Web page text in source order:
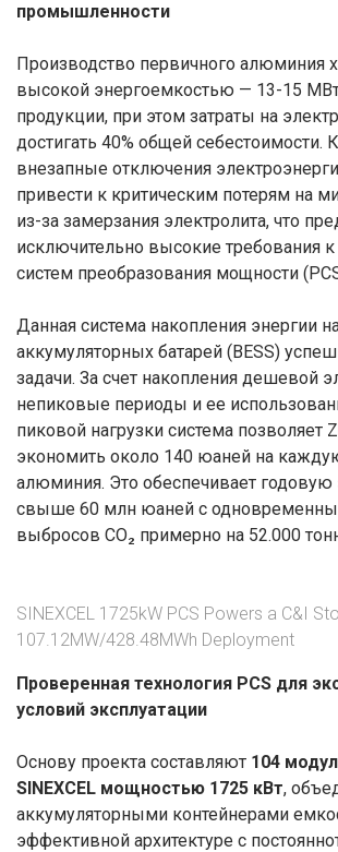
промышленности
Производство первичного алюминия
высокой энергоемкостью — 13-15
продукции, при этом затраты на
достигать 40% общей себестоимости.
внезапные отключения
привести к критическим потерям на
из-за замерзания электролита, что
исключительно высокие требования
систем преобразования мощности
Данная система накопления энергии
аккумуляторных батарей (BESS)
задачи. За счет накопления дешевой
непиковые периоды и ее
пиковой нагрузки система позволяет
экономить около 140 юаней на
алюминия. Это обеспечивает
свыше 60 млн юаней с
выбросов CO₂ примерно на 52.000
SINEXCEL 1725kW PCS Powers a C&I
107.12MW/428.48MWh Deployment
Проверенная технология PCS для
условий эксплуатации
Основу проекта составляют 104
SINEXCEL мощностью 1725 кВт,
аккумуляторными контейнерами
эффективной архитектуре с